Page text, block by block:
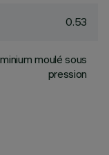
0.53
moulé sous
pression